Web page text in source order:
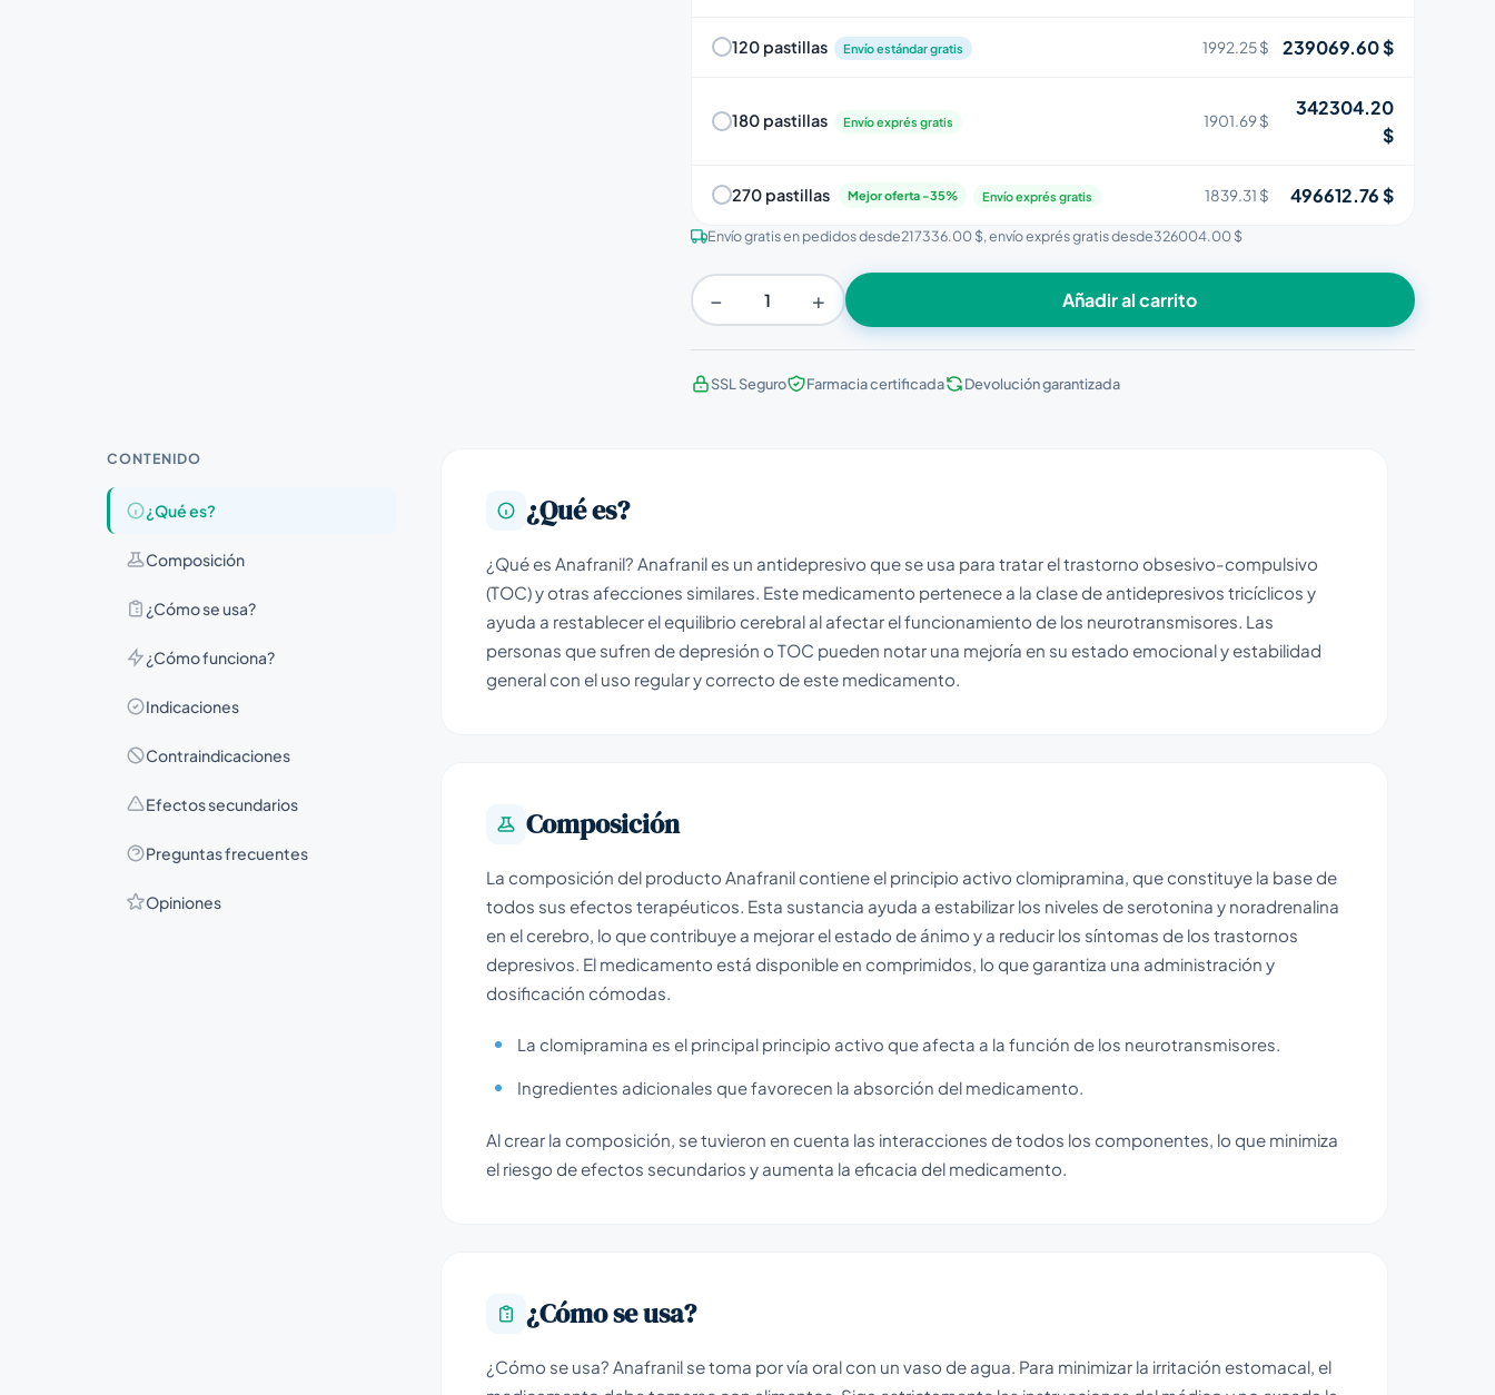
120 pastillas Envío estándar gratis 1992.25 $ 239069.60 $
180 pastillas Envío exprés gratis 1901.69 $
342304.20
$
270 pastillas Mejor oferta -35% Envío exprés gratis 1839.31 $ 496612.76 $
Envío gratis en pedidos desde217336.00 $, envío exprés gratis desde326004.00 $
− + Añadir al carrito
SSL Seguro Farmacia certificada Devolución garantizada
CONTENIDO
¿Qué es?
Composición
¿Cómo se usa?
¿Cómo funciona?
Indicaciones
Contraindicaciones
Efectos secundarios
Preguntas frecuentes
Opiniones
¿Qué es?
¿Qué es Anafranil? Anafranil es un antidepresivo que se usa para tratar el trastorno obsesivo-compulsivo
(TOC) y otras afecciones similares. Este medicamento pertenece a la clase de antidepresivos tricíclicos y
ayuda a restablecer el equilibrio cerebral al afectar el funcionamiento de los neurotransmisores. Las
personas que sufren de depresión o TOC pueden notar una mejoría en su estado emocional y estabilidad
general con el uso regular y correcto de este medicamento.
Composición
La composición del producto Anafranil contiene el principio activo clomipramina, que constituye la base de
todos sus efectos terapéuticos. Esta sustancia ayuda a estabilizar los niveles de serotonina y noradrenalina
en el cerebro, lo que contribuye a mejorar el estado de ánimo y a reducir los síntomas de los trastornos
depresivos. El medicamento está disponible en comprimidos, lo que garantiza una administración y
dosificación cómodas.
La clomipramina es el principal principio activo que afecta a la función de los neurotransmisores.
Ingredientes adicionales que favorecen la absorción del medicamento.
Al crear la composición, se tuvieron en cuenta las interacciones de todos los componentes, lo que minimiza
el riesgo de efectos secundarios y aumenta la eficacia del medicamento.
¿Cómo se usa?
¿Cómo se usa? Anafranil se toma por vía oral con un vaso de agua. Para minimizar la irritación estomacal, el